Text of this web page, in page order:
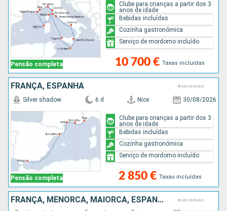
Pensão completa 10 700 € Taxas incluídas
Clube para crianças a partir dos 3
anos de idade
Bebidas incluídas
Cozinha gastronómica
Serviço de mordomo incluído
FRANÇA, ESPANHA
Pensão completa
Silver shadow 6 d Nice 30/08/2026
2 850 € Taxas incluídas
Clube para crianças a partir dos 3
anos de idade
Bebidas incluídas
Cozinha gastronómica
Serviço de mordomo incluído
FRANÇA, MENORCA, MAIORCA, ESPANHA, ITÁLIA